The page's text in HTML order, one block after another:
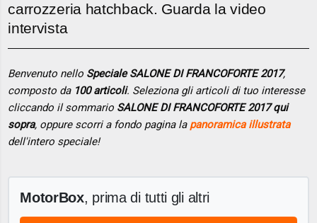
carrozzeria hatchback. Guarda la video
intervista
Benvenuto nello Speciale SALONE DI FRANCOFORTE 2017,
composto da 100 articoli. Seleziona gli articoli di tuo interesse
cliccando il sommario SALONE DI FRANCOFORTE 2017 qui
sopra, oppure scorri a fondo pagina la panoramica illustrata
dell'intero speciale!
MotorBox, prima di tutti gli altri